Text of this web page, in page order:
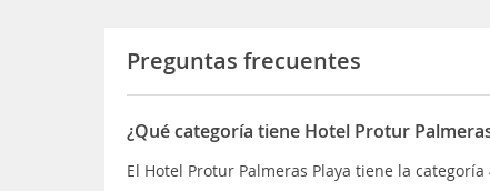
Preguntas frecuentes
¿Qué categoría tiene Hotel Protur
El Hotel Protur Palmeras Playa tiene la categoría